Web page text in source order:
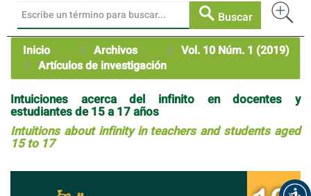
Buscar
Inicio Archivos
Vol. 10 Núm. 1 (2019)
Artículos de investigación
Intuiciones acerca del infinito en docentes y
estudiantes de 15 a 17 años
Intuitions about infinity in teachers and students aged
15 to 17
Barra